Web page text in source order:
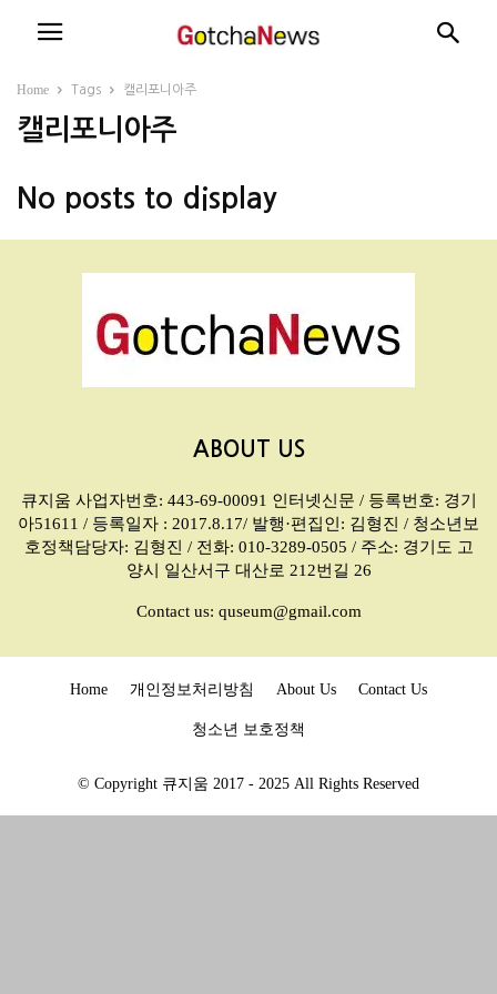
Home Tags 캘리포니아주
캘리포니아주
No posts to display
ABOUT US
큐지움 사업자번호: 443-69-00091 인터넷신문 / 등록번호: 경기
아51611 / 등록일자 : 2017.8.17/ 발행·편집인: 김형진 / 청소년보
호정책담당자: 김형진 / 전화: 010-3289-0505 / 주소: 경기도 고
양시 일산서구 대산로 212번길 26
Contact us: quseum@gmail.com
Home 개인정보처리방침 About Us Contact Us
청소년 보호정책
© Copyright 큐지움 2017 - 2025 All Rights Reserved